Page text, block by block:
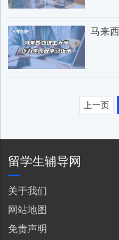
马来
上一页
留学生辅导网
关于我们
网站地图
免责声明